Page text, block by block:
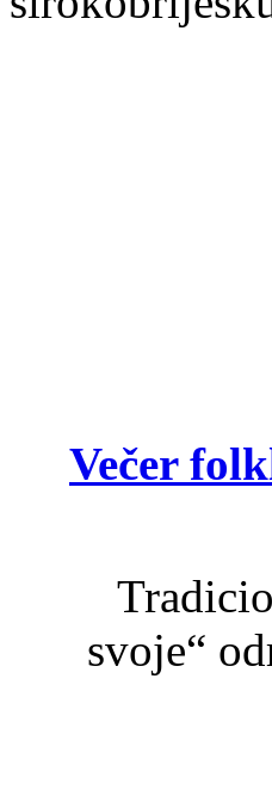
Večer
svoje“